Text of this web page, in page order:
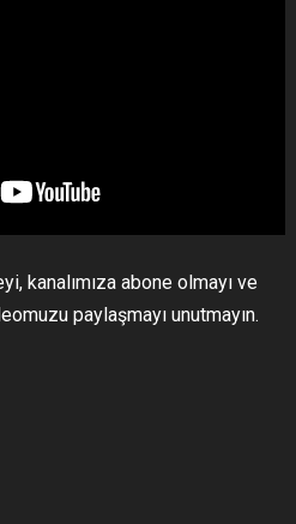
kanalımıza abone olmayı ve
paylaşmayı unutmayın.